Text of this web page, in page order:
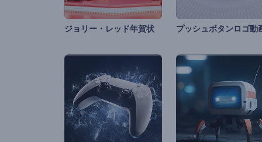
ジョリー・レッド年賀状 プッシュボタンロゴ動